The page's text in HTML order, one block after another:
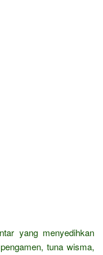
yang menyedihkan
tuna wisma,